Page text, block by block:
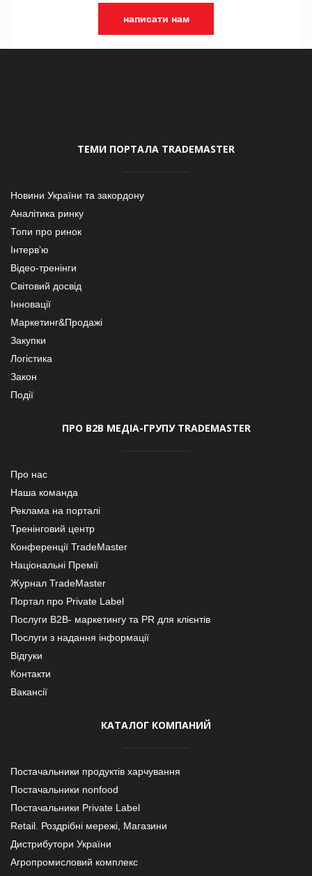
написати нам
ТЕМИ ПОРТАЛА TRADEMASTER
Новини України та закордону
Аналітика ринку
Топи про ринок
Інтерв’ю
Відео-тренінги
Світовий досвід
Інновації
Маркетинг&Продажі
Закупки
Логістика
Закон
Події
ПРО В2В МЕДІА-ГРУПУ TRADEMASTER
Про нас
Наша команда
Реклама на порталі
Тренінговий центр
Конференції TradeMaster
Національні Премії
Журнал TradeMaster
Портал про Private Label
Послуги В2В- маркетингу та PR для клієнтів
Послуги з надання інформації
Відгуки
Контакти
Вакансії
КАТАЛОГ КОМПАНИЙ
Постачальники продуктів харчування
Постачальники nonfood
Постачальники Private Label
Retail. Роздрібні мережі, Магазини
Дистрибутори України
Агропромисловий комплекс